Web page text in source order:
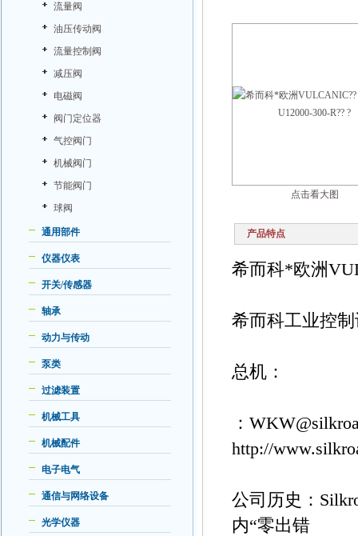
流量阀
油压传动阀
流量控制阀
减压阀
电磁阀
阀门定位器
气控阀门
机械阀门
节能阀门
球阀
通用部件
仪器仪表
开关/传感器
轴承
动力与传动
泵类
过滤装置
机械工具
机械配件
电子电气
通信与网络设备
光学仪器
点击看大图
产品特点
希而科*欧洲
希而科工业控
总机：
：
http://
公司历史：
内“零出错